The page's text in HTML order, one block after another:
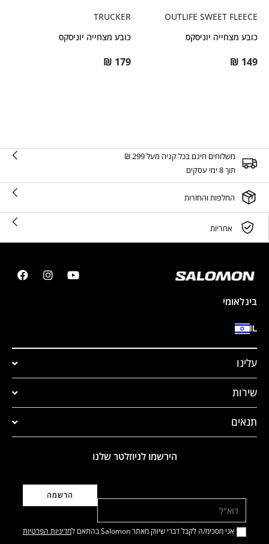
OUTLIFE SWEET FLEECE
כובע מצחייה יוניסקס
₪ 149
TRUCKER
כובע מצחייה יוניסקס
₪ 179
משלוחים חינם בכל קניה מעל 299 ₪
תוך 8 ימי עסקים
החלפות והחזרות
אחריות
בינלאומי
IL
עלינו
שירות
תנאים
הירשמו לניוזלטר שלנו
אני מסכימ/ה לקבל דברי שיווק מאתר Salomon בהתאם ל מדיניות הפרטיות